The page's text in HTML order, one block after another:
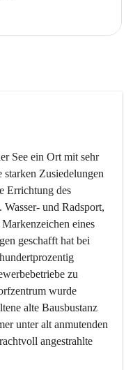
See ein Ort mit sehr
Zusiedelungen
Errichtung des
und Radsport,
eines
geschafft hat bei
zu
wurde
alte Bausbustanz
unter alt anmutenden
angestrahlte